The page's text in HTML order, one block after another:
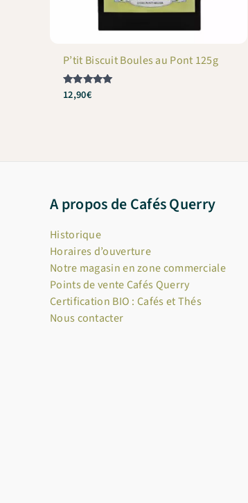
P’tit Biscuit Boules au Pont 125g
Note
12,90€
A propos de Cafés Querry
Historique
Horaires d’ouverture
Notre magasin en zone commerciale
Points de vente Cafés Querry
Certification BIO : Cafés et Thés
Nous contacter